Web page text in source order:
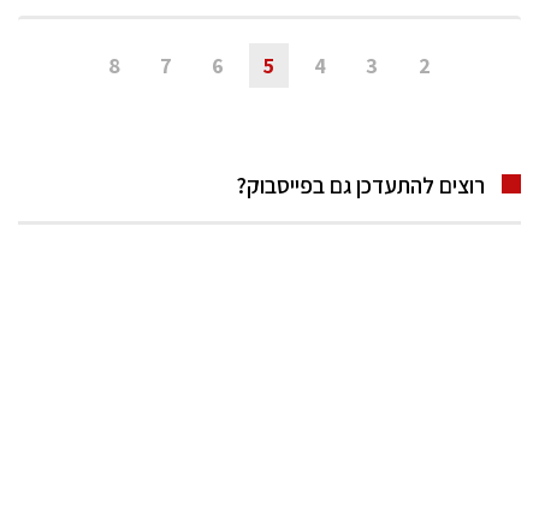
2
3
4
5
6
7
8
רוצים להתעדכן גם בפייסבוק?